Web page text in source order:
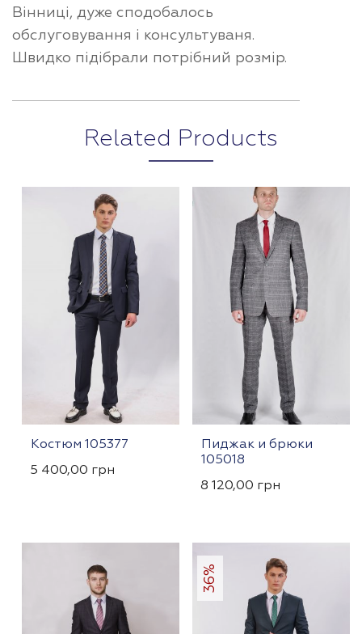
Вінниці, дуже сподобалось
обслуговування і консультуваня.
Швидко підібрали потрібний розмір.
Related Products
Костюм 105377
5 400,00 грн
Пиджак и брюки
105018
8 120,00 грн
36%